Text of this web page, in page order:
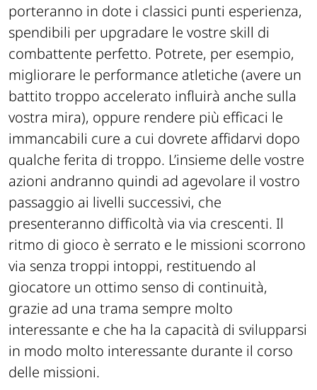
porteranno in dote i classici punti esperienza,
spendibili per upgradare le vostre skill di
combattente perfetto. Potrete, per esempio,
migliorare le performance atletiche (avere un
battito troppo accelerato influirà anche sulla
vostra mira), oppure rendere più efficaci le
immancabili cure a cui dovrete affidarvi dopo
qualche ferita di troppo. L’insieme delle vostre
azioni andranno quindi ad agevolare il vostro
passaggio ai livelli successivi, che
presenteranno difficoltà via via crescenti. Il
ritmo di gioco è serrato e le missioni scorrono
via senza troppi intoppi, restituendo al
giocatore un ottimo senso di continuità,
grazie ad una trama sempre molto
interessante e che ha la capacità di svilupparsi
in modo molto interessante durante il corso
delle missioni.